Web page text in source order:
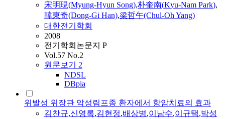
宋明現(Myung-Hyun Song),朴奎南(Kyu-Nam Park),
韓東奇(Dong-Gi Han),梁哲午(Chul-Oh Yang)
대한전기학회
2008
전기학회논문지 P
Vol.57 No.2
원문보기 2
NDSL
DBpia
위발성 위장관 악성림프종 환자에서 항암치료의 효과
김찬규,신영록,김현정,배상병,이남수,이규택,박성